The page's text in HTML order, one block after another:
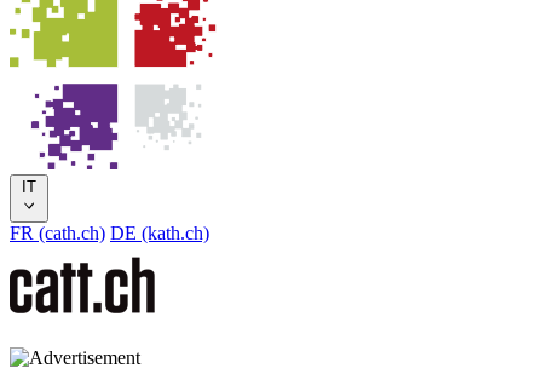
IT
FR (cath.ch) DE (kath.ch)